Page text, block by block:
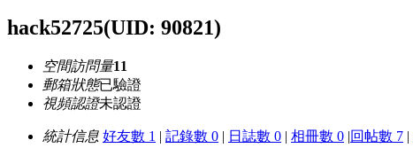
hack52725(UID: 90821)
空間訪問量11
郵箱狀態已驗證
視頻認證未認證
統計信息 好友數 1 | 記錄數 0 | 日誌數 0 | 相冊數 0 |回帖數 7 |